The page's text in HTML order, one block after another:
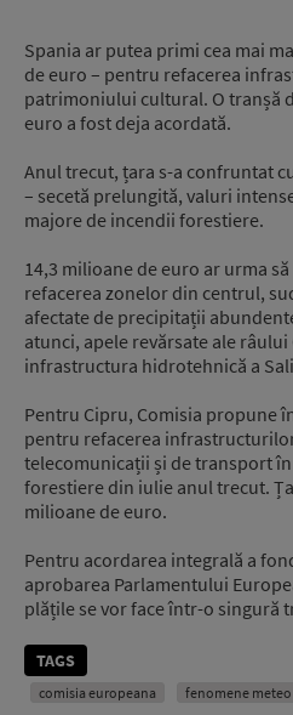
Spania ar putea primi cea mai
de euro – pentru refacerea
patrimoniului cultural. O tranșă
euro a fost deja acordată.
Anul trecut, țara s-a confruntat
– secetă prelungită, valuri
majore de incendii forestiere.
14,3 milioane de euro ar urma
refacerea zonelor din centrul,
afectate de precipitații
atunci, apele revărsate ale
infrastructura hidrotehnică a
Pentru Cipru, Comisia propune
pentru refacerea
telecomunicații și de transport
forestiere din iulie anul trecut.
milioane de euro.
Pentru acordarea integrală a
aprobarea Parlamentului
plățile se vor face într-o singură
TAGS
comisia europeana fenomene meteo